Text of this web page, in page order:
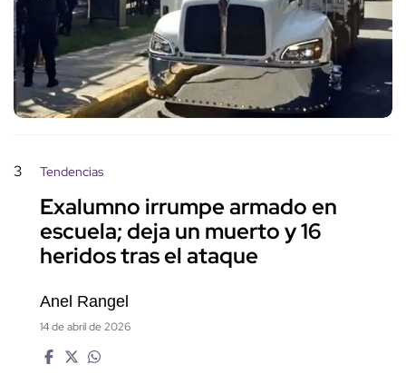
3 Tendencias
Exalumno irrumpe armado en
escuela; deja un muerto y 16
heridos tras el ataque
Anel Rangel
14 de abril de 2026